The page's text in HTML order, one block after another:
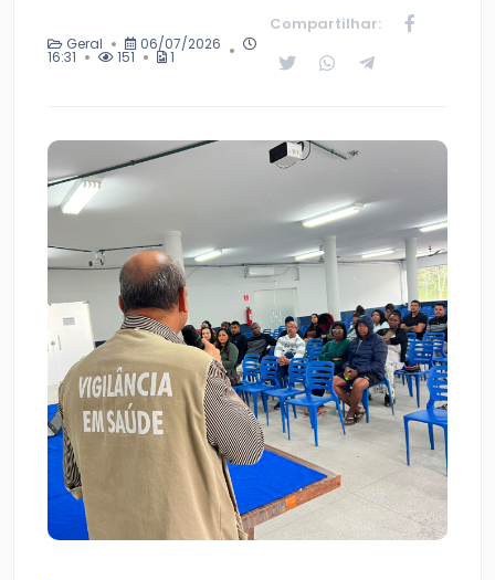
Geral 06/07/2026
16:31 151 1
Compartilhar: